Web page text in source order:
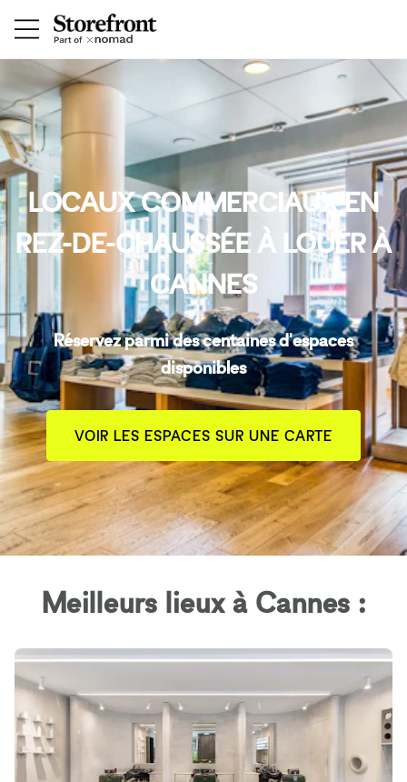
LOCAUX COMMERCIAUX EN
REZ-DE-CHAUSSÉE À LOUER À
CANNES
Réservez parmi des centaines d'espaces
disponibles
VOIR LES ESPACES SUR UNE CARTE
Meilleurs lieux à Cannes :